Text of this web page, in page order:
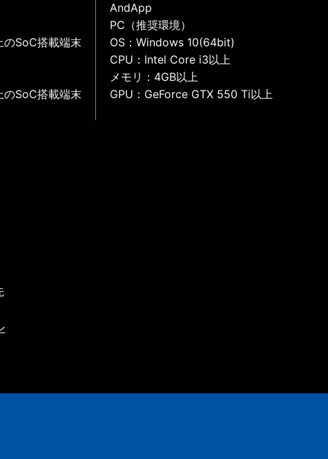
SoC搭載端末
SoC搭載端末
AndApp
PC（推奨環境）
OS：Windows 10(64bit)
CPU：Intel Core i3以上
メモリ：4GB以上
GPU：GeForce GTX 550 Ti以上